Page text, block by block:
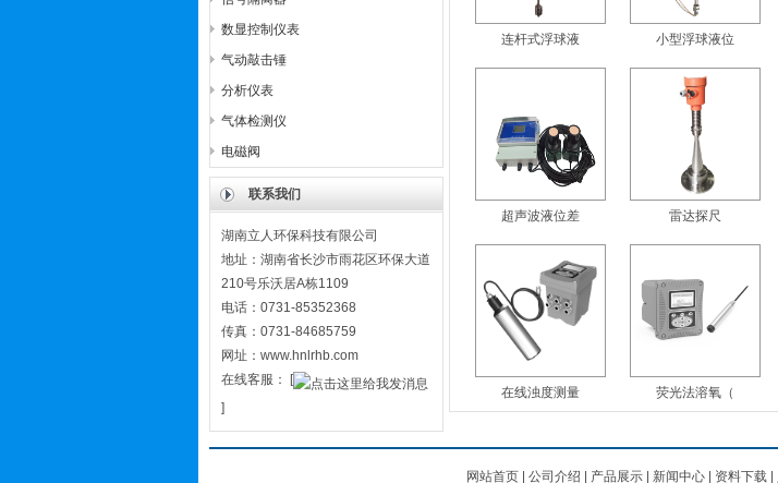
数显控制仪表
气动敲击锤
分析仪表
气体检测仪
电磁阀
联系我们
湖南立人环保科技有限公司
地址：湖南省长沙市雨花区环保大道
210号乐沃居A栋1109
电话：0731-85352368
传真：0731-84685759
网址：www.hnlrhb.com
在线客服：
[
]
连杆式浮球液 小型浮球液位
超声波液位差 雷达探尺
在线浊度测量 荧光法溶氧（
网站首页| 公司介绍 产品展示| 新闻中心| 资料下载|